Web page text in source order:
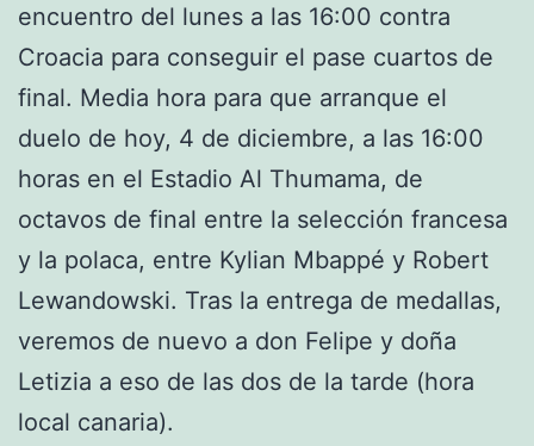
encuentro del lunes a las 16:00 contra
Croacia para conseguir el pase cuartos de
final. Media hora para que arranque el
duelo de hoy, 4 de diciembre, a las 16:00
horas en el Estadio Al Thumama, de
octavos de final entre la selección francesa
y la polaca, entre Kylian Mbappé y Robert
Lewandowski. Tras la entrega de medallas,
veremos de nuevo a don Felipe y doña
Letizia a eso de las dos de la tarde (hora
local canaria).